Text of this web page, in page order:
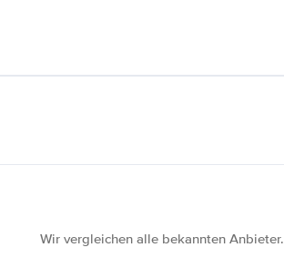
Wir vergleichen alle bekannten Anbieter.